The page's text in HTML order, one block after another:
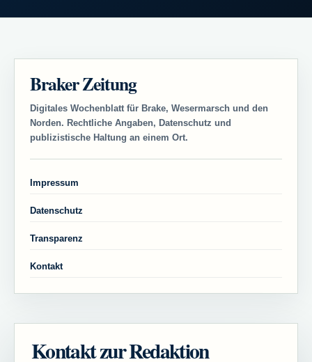
Braker Zeitung
Digitales Wochenblatt für Brake, Wesermarsch und den
Norden. Rechtliche Angaben, Datenschutz und
publizistische Haltung an einem Ort.
Impressum
Datenschutz
Transparenz
Kontakt
Kontakt zur Redaktion